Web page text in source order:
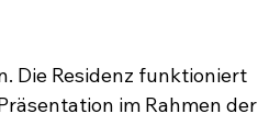
Die Residenz funktioniert
im Rahmen der